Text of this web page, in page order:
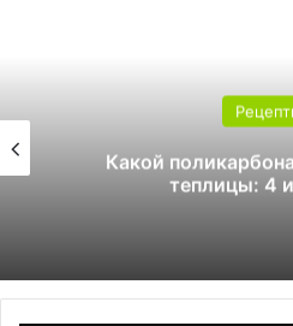
Какой
теплицы: 4